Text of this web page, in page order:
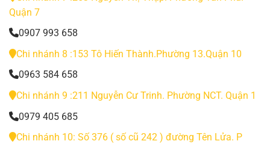
Quận 7
0907 993 658
Chi nhánh 8 :153 Tô Hiến Thành.Phường 13.Quận 10
0963 584 658
Chi nhánh 9 :211 Nguyễn Cư Trinh. Phường NCT. Quận 1
0979 405 685
Chi nhánh 10: Số 376 ( số cũ 242 ) đường Tên Lửa. P